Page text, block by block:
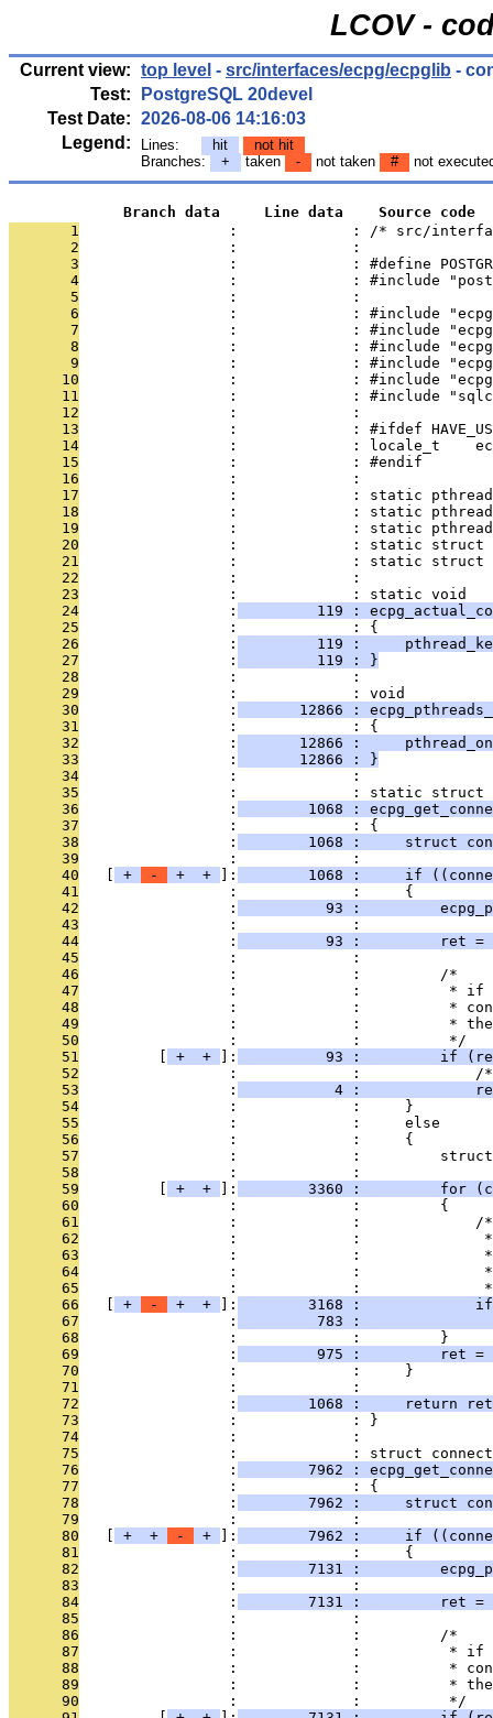
LCOV -
Current view: top level - src/interfaces/ecpg/ecpglib -
Test:
PostgreSQL 20devel
Test Date: 2026-08-06 14:16:03
Legend:
Lines: hit
not hit
Branches:
+ taken - not taken # not
             Branch data     Line data    Source code
       1
:             : /* src/
       2
                 :             :
       3
:             : #define
       4
:             : #include
       5
                 :             :
       6
:             : #include
       7
:             : #include
       8
:             : #include
       9
:             : #include
      10
:             : #include
      11
:             : #include
      12
                 :             :
      13
:             : #ifdef
      14
:             : locale_t
      15
                 :             : #endif
      16
                 :             :
      17
:             : static
      18
:             : static
      19
:             : static
      20
:             : static
      21
:             : static
      22
                 :             :
      23
                 :             : static void
      24
                 :
119 :
      25
                 :             : {
      26
                 :
119 :
      27
                 :
         119 : }
      28
                 :             :
      29
                 :             : void
      30
                 :
12866 :
      31
                 :             : {
      32
                 :
12866 :
      33
                 :
       12866 : }
      34
                 :             :
      35
:             : static struct
      36
                 :
1068 :
      37
                 :             : {
      38
                 :
1068 :     struct
      39
                 :             :
      40
+ - + + ]:
1068 :     if
      41
                 :             :     {
      42
                 :
93 :
      43
                 :             :
      44
                 :
93 :         ret =
      45
                 :             :
      46
                 :             :         /*
      47
:             :          *
      48
:             :          *
      49
:             :          *
      50
                 :             :          */
      51
+ + ]:
93 :         if
      52
:             :
      53
                 :
4 :
      54
                 :             :     }
      55
                 :             :     else
      56
                 :             :     {
      57
:             :
      58
                 :             :
      59
+ + ]:
3360 :         for
      60
                 :             :         {
      61
                 :             :             /*
      62
:             :
      63
:             :
      64
:             :
      65
:             :
      66
+ - + + ]:
3168 :
      67
                 :
783 :
      68
                 :             :         }
      69
                 :
975 :         ret =
      70
                 :             :     }
      71
                 :             :
      72
                 :
1068 :     return
      73
                 :             : }
      74
                 :             :
      75
:             : struct
      76
                 :
7962 :
      77
                 :             : {
      78
                 :
7962 :     struct
      79
                 :             :
      80
+ + - + ]:
7962 :     if
      81
                 :             :     {
      82
                 :
7131 :
      83
                 :             :
      84
                 :
7131 :         ret =
      85
                 :             :
      86
                 :             :         /*
      87
:             :          *
      88
:             :          *
      89
:             :          *
      90
                 :             :          */